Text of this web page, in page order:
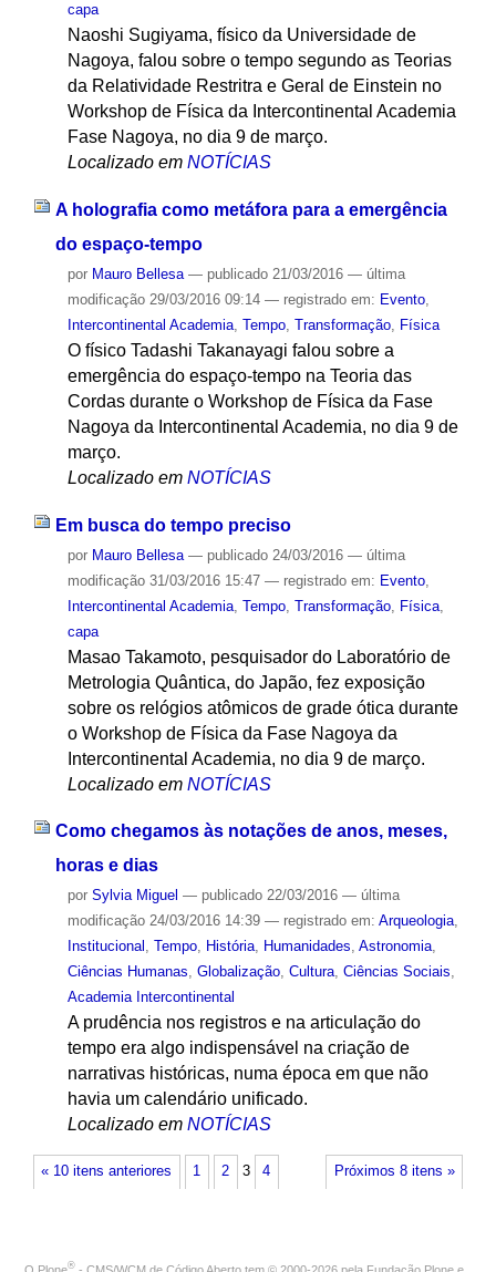
capa
Naoshi Sugiyama, físico da Universidade de
Nagoya, falou sobre o tempo segundo as Teorias
da Relatividade Restritra e Geral de Einstein no
Workshop de Física da Intercontinental Academia
Fase Nagoya, no dia 9 de março.
Localizado em NOTÍCIAS
A holografia como metáfora para a emergência
do espaço-tempo
por Mauro Bellesa — publicado21/03/2016 — última
modificação29/03/2016 09:14 — registrado em: Evento,
Intercontinental Academia, Tempo, Transformação, Física
O físico Tadashi Takanayagi falou sobre a
emergência do espaço-tempo na Teoria das
Cordas durante o Workshop de Física da Fase
Nagoya da Intercontinental Academia, no dia 9 de
março.
Localizado em NOTÍCIAS
Em busca do tempo preciso
por Mauro Bellesa — publicado24/03/2016 — última
modificação31/03/2016 15:47 — registrado em: Evento,
Intercontinental Academia, Tempo, Transformação, Física,
capa
Masao Takamoto, pesquisador do Laboratório de
Metrologia Quântica, do Japão, fez exposição
sobre os relógios atômicos de grade ótica durante
o Workshop de Física da Fase Nagoya da
Intercontinental Academia, no dia 9 de março.
Localizado em NOTÍCIAS
Como chegamos às notações de anos, meses,
horas e dias
por Sylvia Miguel — publicado22/03/2016 — última
modificação24/03/2016 14:39 — registrado em: Arqueologia,
Institucional , Tempo, História, Humanidades, Astronomia,
Ciências Humanas, Globalização, Cultura, Ciências Sociais,
Academia Intercontinental
A prudência nos registros e na articulação do
tempo era algo indispensável na criação de
narrativas históricas, numa época em que não
havia um calendário unificado.
Localizado em NOTÍCIAS
« 10 itens anteriores Próximos 8 itens »
1 2 3 4
O Plone® - CMS/WCM de Código Aberto tem © 2000-2026 pela Fundação Plone e